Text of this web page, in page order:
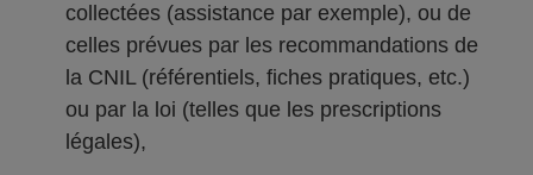
collectées (assistance par exemple), ou de
celles prévues par les recommandations de
la CNIL (référentiels, fiches pratiques, etc.)
ou par la loi (telles que les prescriptions
légales),